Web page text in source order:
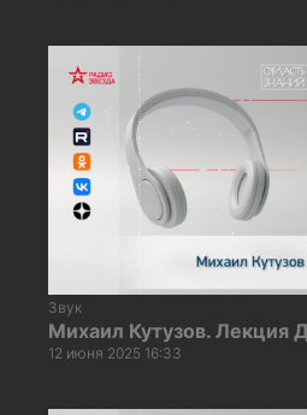
Звук
Михаил Кутузов. Лекция
12 июня 2025 16:33